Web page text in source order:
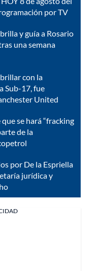
por TV
y guía a Rosario
una semana
con la
Sub-17, fue
United
se hará “fracking
de la
por De la Espriella
jurídica y